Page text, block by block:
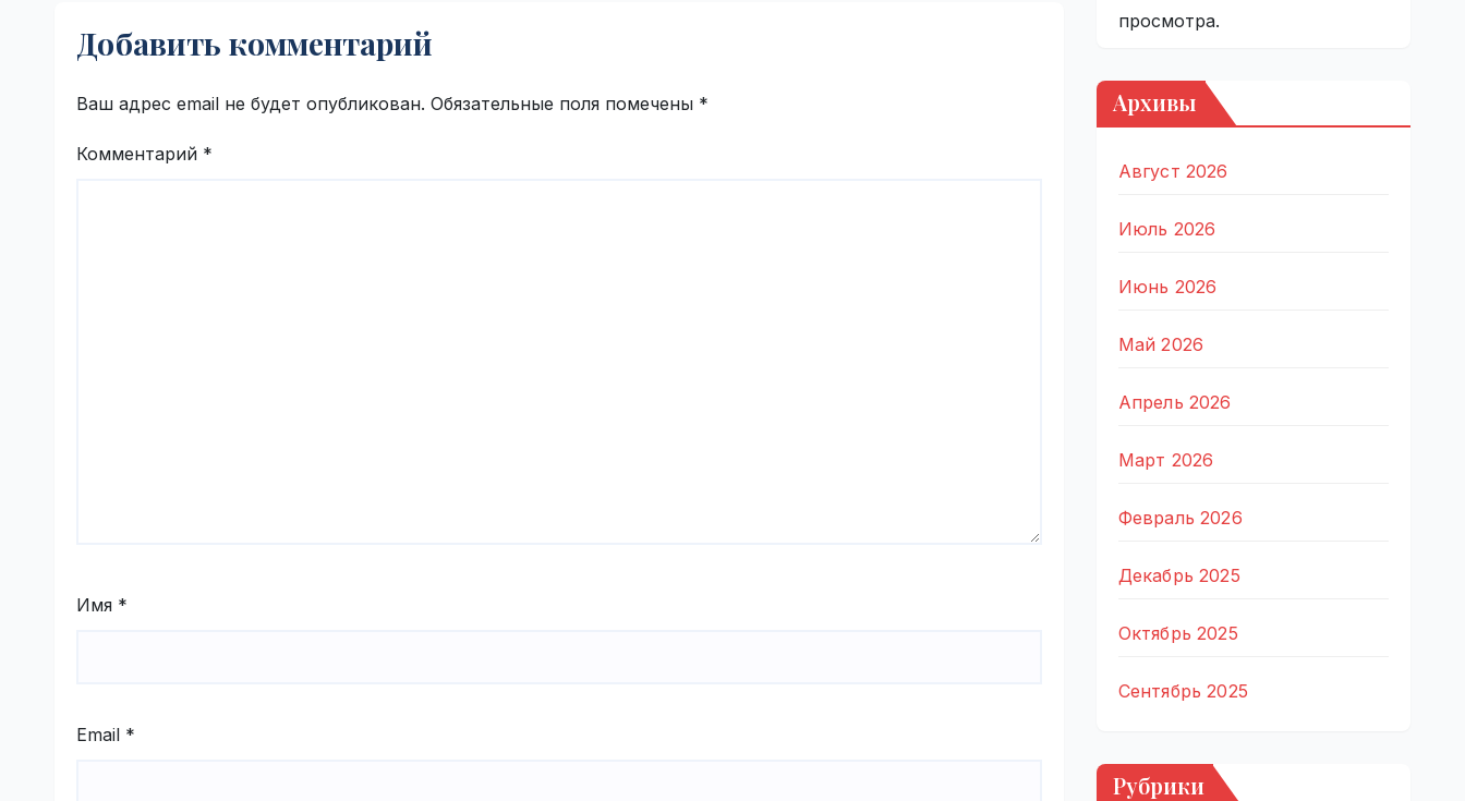
Добавить комментарий
Ваш адрес email не будет опубликован. Обязательные поля помечены *
Комментарий *
Имя *
Email *
просмотра.
Архивы
Август 2026
Июль 2026
Июнь 2026
Май 2026
Апрель 2026
Март 2026
Февраль 2026
Декабрь 2025
Октябрь 2025
Сентябрь 2025
Рубрики